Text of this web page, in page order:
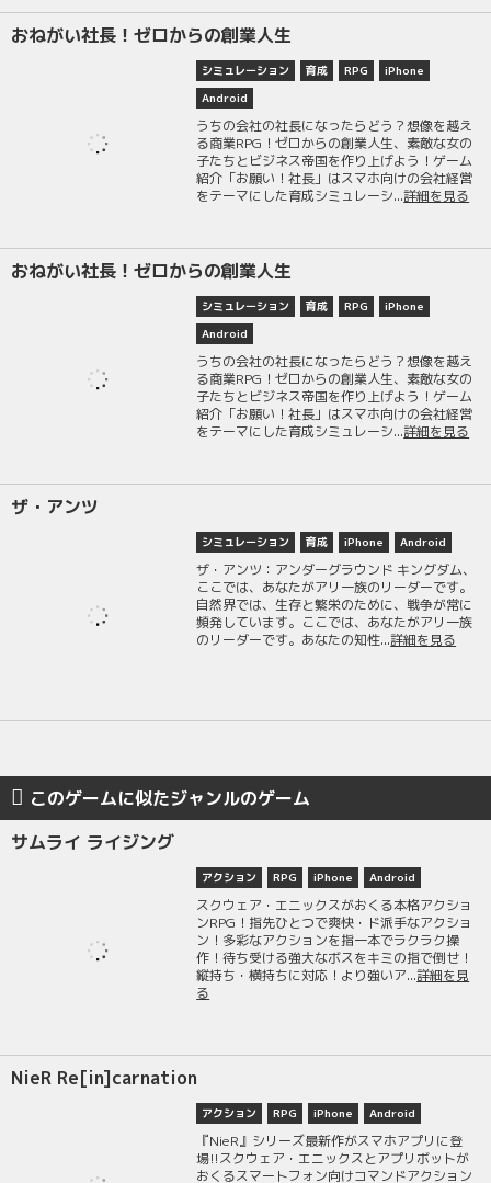
おねがい社長！ゼロからの創業人生
シミュレーション 育成 RPG
iPhone
Android
うちの会社の社長になったらどう？想像を越え
る商業RPG！ゼロからの創業人生、素敵な女の
子たちとビジネス帝国を作り上げよう！ゲーム
紹介「お願い！社長」はスマホ向けの会社経営
をテーマにした育成シミュレーシ...詳細を見る
おねがい社長！ゼロからの創業人生
シミュレーション 育成 RPG
iPhone
Android
うちの会社の社長になったらどう？想像を越え
る商業RPG！ゼロからの創業人生、素敵な女の
子たちとビジネス帝国を作り上げよう！ゲーム
紹介「お願い！社長」はスマホ向けの会社経営
をテーマにした育成シミュレーシ...詳細を見る
ザ・アンツ
シミュレーション 育成 iPhone Android
ザ・アンツ：アンダーグラウンド キングダム、
ここでは、あなたがアリ一族のリーダーです。
自然界では、生存と繁栄のために、戦争が常に
頻発しています。ここでは、あなたがアリ一族
のリーダーです。あなたの知性...詳細を見る
このゲームに似たジャンルのゲーム
サムライ ライジング
アクション RPG iPhone Android
スクウェア・エニックスがおくる本格アクショ
ンRPG！指先ひとつで爽快・ド派手なアクショ
ン！多彩なアクションを指一本でラクラク操
作！待ち受ける強大なボスをキミの指で倒せ！
縦持ち・横持ちに対応！より強いア...詳細を見
る
NieR Re[in]carnation
アクション RPG iPhone Android
『NieR』シリーズ最新作がスマホアプリに登
場!!スクウェア・エニックスとアプリボットが
おくるスマートフォン向けコマンドアクション